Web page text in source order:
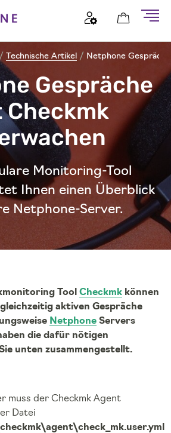
/ Technische Artikel / Netphone
Gespräche
Checkmk
Monitoring-Tool
Ihnen einen Überblick
Netphone-Server.
Tool Checkmk können
aktiven Gespräche
Netphone Servers
die dafür nötigen
unten zusammengestellt.
muss der Checkmk Agent
Datei